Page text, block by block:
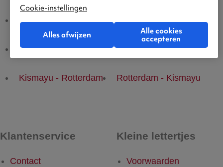
Kismayu - Brussel Brussel - Kismayu
Kismayu - Dusseldorf Dusseldorf - Kismayu
Kismayu - Rotterdam Rotterdam - Kismayu
Klantenservice
Contact
Kleine lettertjes
Voorwaarden
Cookie-instellingen
Alles afwijzen
Alle cookies
accepteren